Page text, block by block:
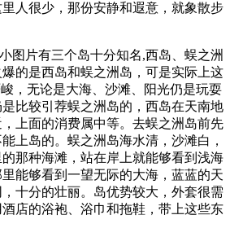
人很少，那份安静和遐意，就象散步
图片有三个岛十分知名,西岛、蜈之洲
的是西岛和蜈之洲岛，可是实际上这
，无论是大海、沙滩、阳光仍是玩耍
比较引荐蜈之洲岛的，西岛在天南地
上面的消费属中等。去蜈之洲岛前先
上岛的。蜈之洲岛海水清，沙滩白，
那种海滩，站在岸上就能够看到浅海
能够看到一望无际的大海，蓝蓝的天
十分的壮丽。岛优势较大，外套很需
店的浴袍、浴巾和拖鞋，带上这些东